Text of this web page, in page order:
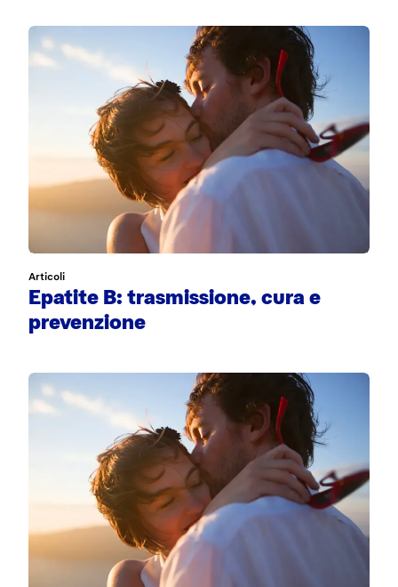
Articoli
Epatite B: trasmissione, cura e
prevenzione